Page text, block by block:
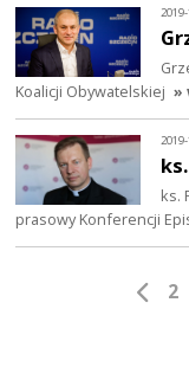
Koalicji Obywatelskiej »
ks.
prasowy Konferencji
2